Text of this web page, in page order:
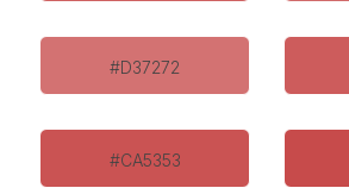
#D37272
#CA5353